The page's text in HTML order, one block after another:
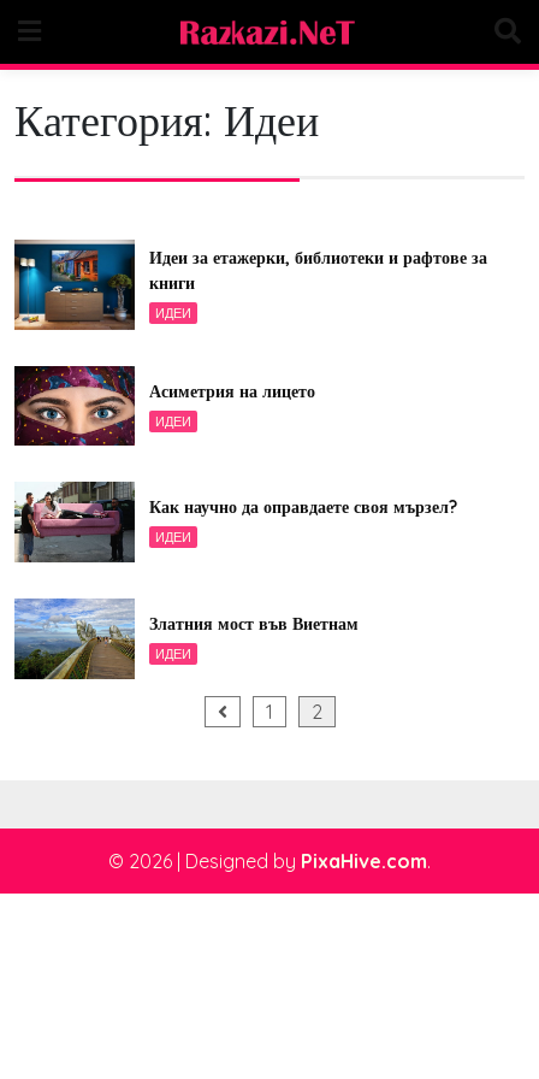
content
Категория: Идеи
Идеи за етажерки, библиотеки и рафтове за
книги
ИДЕИ
Асиметрия на лицето
ИДЕИ
Как научно да оправдаете своя мързел?
ИДЕИ
Златния мост във Виетнам
ИДЕИ
на
страници
1 2
© 2026 | Designed by PixaHive.com.